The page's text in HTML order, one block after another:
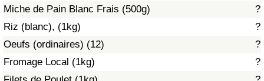
Miche de Pain Blanc Frais (500g)
?
Riz (blanc), (1kg)
?
Oeufs (ordinaires) (12)
?
Fromage Local (1kg)
?
Indice des soins de santé (Actuel)
Indice des soins de santé
Indice des soins de santé par Pays